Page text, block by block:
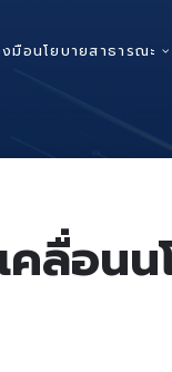
งมือนโยบายสาธารณะ
ลื่อนน